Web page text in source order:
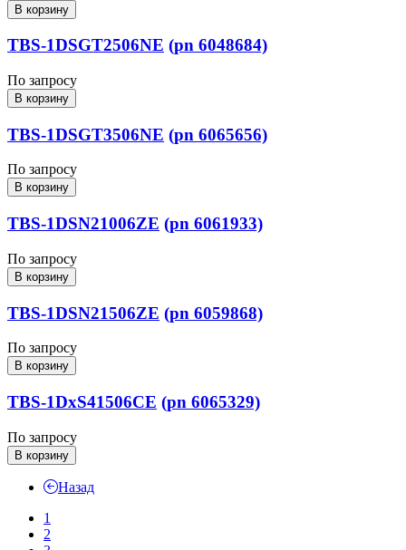
В корзину
TBS-1DSGT2506NE (pn 6048684)
По запросу
В корзину
TBS-1DSGT3506NE (pn 6065656)
По запросу
В корзину
TBS-1DSN21006ZE (pn 6061933)
По запросу
В корзину
TBS-1DSN21506ZE (pn 6059868)
По запросу
В корзину
TBS-1DxS41506CE (pn 6065329)
По запросу
В корзину
Назад
1
2